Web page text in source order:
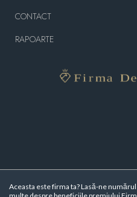
Aceasta este firma ta? Lasă-ne
CONTACT
RAPOARTE